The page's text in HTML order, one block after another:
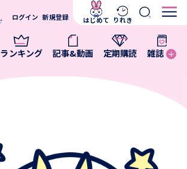
ランキング 記事&動画 定期購読 雑誌
ログイン 新規登録 はじめて りれき